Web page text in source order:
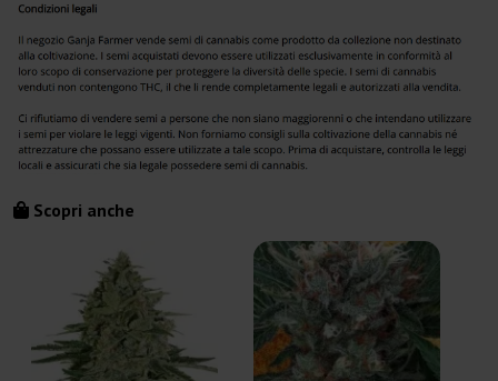
Scopri anche